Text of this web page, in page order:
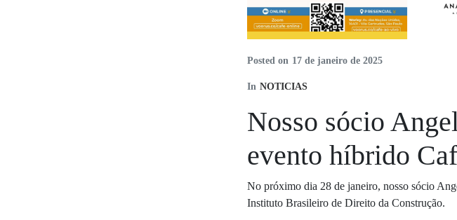
Posted on 17 de janeiro de 2025
In NOTICIAS
Nosso sócio
evento híbrido
No próximo dia 28 de janeiro, nosso sócio
Instituto Brasileiro de Direito da Construção.